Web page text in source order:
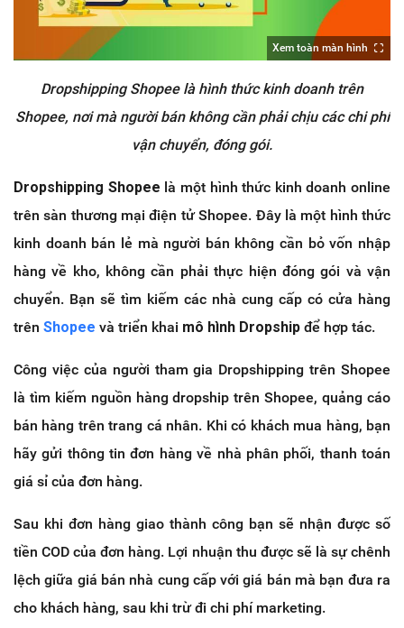
Xem toàn màn hình
Dropshipping Shopee là hình thức kinh doanh trên
Shopee, nơi mà người bán không cần phải chịu các chi phí
vận chuyển, đóng gói.
Dropshipping Shopee là một hình thức kinh doanh online
trên sàn thương mại điện tử Shopee. Đây là một hình thức
kinh doanh bán lẻ mà người bán không cần bỏ vốn nhập
hàng về kho, không cần phải thực hiện đóng gói và vận
chuyển. Bạn sẽ tìm kiếm các nhà cung cấp có cửa hàng
trên Shopee và triển khai mô hình Dropship để hợp tác.
Công việc của người tham gia Dropshipping trên Shopee
là tìm kiếm nguồn hàng dropship trên Shopee, quảng cáo
bán hàng trên trang cá nhân. Khi có khách mua hàng, bạn
hãy gửi thông tin đơn hàng về nhà phân phối, thanh toán
giá sỉ của đơn hàng.
Sau khi đơn hàng giao thành công bạn sẽ nhận được số
tiền COD của đơn hàng. Lợi nhuận thu được sẽ là sự chênh
lệch giữa giá bán nhà cung cấp với giá bán mà bạn đưa ra
cho khách hàng, sau khi trừ đi chi phí marketing.